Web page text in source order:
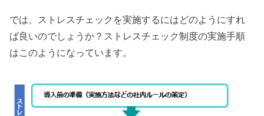
では、ストレスチェックを実施するにはどのようにすれ
ば良いのでしょうか？ストレスチェック制度の実施手順
はこのようになっています。